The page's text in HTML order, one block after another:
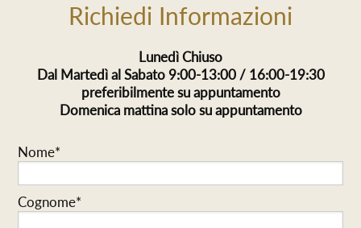
Richiedi Informazioni
Lunedì Chiuso
Dal Martedì al Sabato 9:00-13:00 / 16:00-19:30
preferibilmente su appuntamento
Domenica mattina solo su appuntamento
Nome*
Cognome*